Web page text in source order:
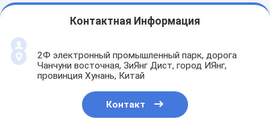
Контактная Информация
2Ф электронный промышленный парк, дорога
Чанчуни восточная, ЗиЯнг Дист, город ИЯнг,
провинция Хунань, Китай
Контакт